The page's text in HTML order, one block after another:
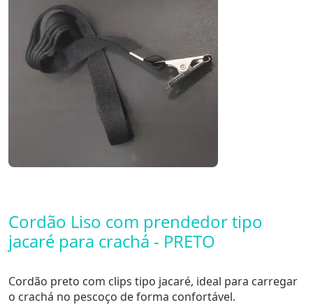
Cordão Liso com prendedor tipo
jacaré para crachá - PRETO
Cordão preto com clips tipo jacaré, ideal para carregar
o crachá no pescoço de forma confortável.